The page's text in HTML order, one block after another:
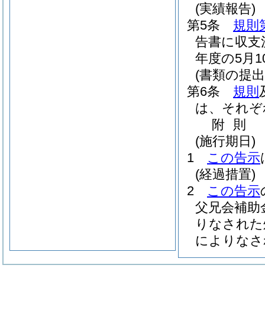
(実績報告)
第5条
規則
告書に収
年度の5月
(書類の提
第6条
規則
は、それ
附 則
(施行期日)
1
この告示
(経過措置)
2
この告示
父兄会補助
りなされ
によりな